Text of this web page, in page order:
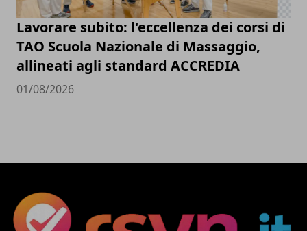
Lavorare subito: l'eccellenza dei corsi di
TAO Scuola Nazionale di Massaggio,
allineati agli standard ACCREDIA
01/08/2026